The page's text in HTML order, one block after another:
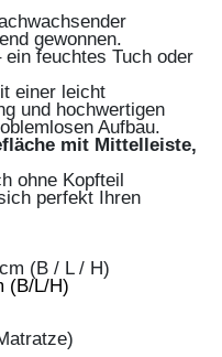
gewonnen.
feuchtes Tuch oder
einer leicht
und hochwertigen
Aufbau.
mit Mittelleiste,
ohne Kopfteil
perfekt Ihren
(B / L / H)
(B/L/H)